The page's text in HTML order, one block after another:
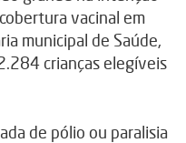
vacinal em
municipal de Saúde,
crianças elegíveis
de pólio ou paralisia